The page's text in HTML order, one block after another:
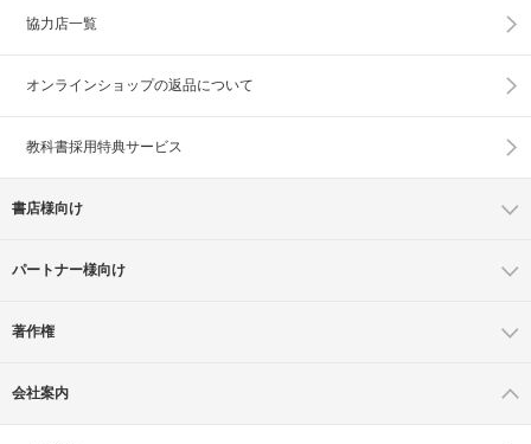
協力店一覧
オンラインショップの返品について
教科書採用特典サービス
書店様向け
パートナー様向け
著作権
会社案内